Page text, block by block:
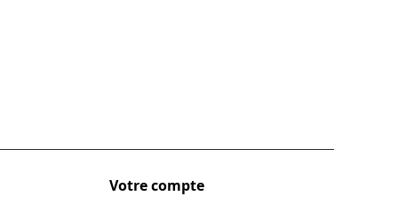
Votre compte